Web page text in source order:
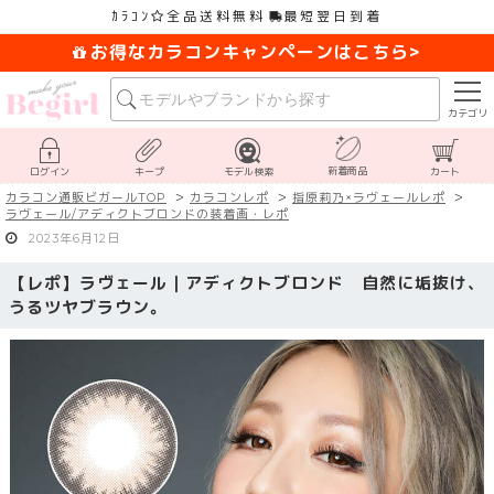
ｶﾗｺﾝ 全品送料無料 最短翌日到着
お得なカラコンキャンペーンはこちら>
カテゴリ
ログイン キープ モデル検索 新着商品 カート
カラコン通販ビガールTOP カラコンレポ
指原莉乃×ラヴェールレポ
ラヴェール/アディクトブロンドの装着画・レポ
2023年6月12日
【レポ】ラヴェール｜アディクトブロンド 自然に垢抜け、
うるツヤブラウン。